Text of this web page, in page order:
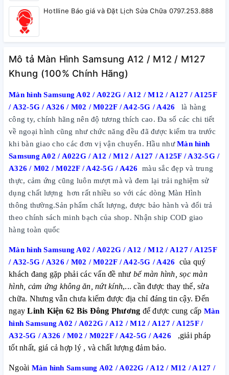
Hotlline Báo giá và Đặt Lịch Sửa Chữa 0797.253.888
Mô tả Màn Hình Samsung A12 / M12 / M127
Khung (100% Chính Hãng)
Màn hình Samsung A02 / A022G / A12 / M12 / A127 / A125F
/ A32-5G / A326 / M02 / M022F / A42-5G / A426 là hàng
công ty, chính hãng nên độ tương thích cao. Đa số các chi tiết
về ngoại hình cũng như chức năng đều đã được kiểm tra trước
khi bàn giao cho các đơn vị vận chuyển. Hầu nhưMàn hình
Samsung A02 / A022G / A12 / M12 / A127 / A125F / A32-5G /
A326 / M02 / M022F / A42-5G / A426 màu sắc đẹp và trung
thực, cảm ứng cũng luôn mượt mà và đem lại trải nghiệm sử
dụng chất lượng hơn rất nhiều so với các dòng Màn Hình
thông thường.Sản phẩm chất lượng, được bảo hành và đổi trả
theo chính sách minh bạch của shop. Nhận ship COD giao
hàng toàn quốc
Màn hình Samsung A02 / A022G / A12 / M12 / A127 / A125F
/ A32-5G / A326 / M02 / M022F / A42-5G / A426 của quý
khách đang gặp phải các vấn đề như bể màn hình, sọc màn
hình, cảm ứng không ăn, nứt kính,... cần được thay thế, sửa
chữa. Nhưng vẫn chưa kiếm được địa chỉ đáng tin cậy. Đến
ngayLinh Kiện 62 Bis Đông Phương để được cung cấp Màn
hình Samsung A02 / A022G / A12 / M12 / A127 / A125F /
A32-5G / A326 / M02 / M022F / A42-5G / A426 ,giải pháp
tốt nhất, giá cả hợp lý , và chất lượng đảm bảo.
Ngoài Màn hình Samsung A02 / A022G / A12 / M12 / A127 /